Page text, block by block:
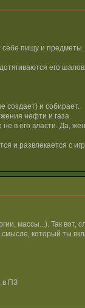
себе пищу и предметы.
его
создает) и собирает.
нефти и газа.
в его власти. Да,
и развлекается с
массы...). Так вот,
который ты
в ПЗ